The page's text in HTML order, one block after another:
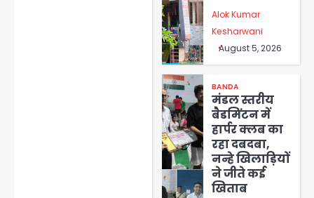
Alok Kumar
Kesharwani
August 5, 2026
BANDA
मंडल स्तरीय
बैडमिंटन में
हार्पर क्लब का
रहा दबदबा,
नन्हे खिलाड़ियों
ने जीते कई
खिताब